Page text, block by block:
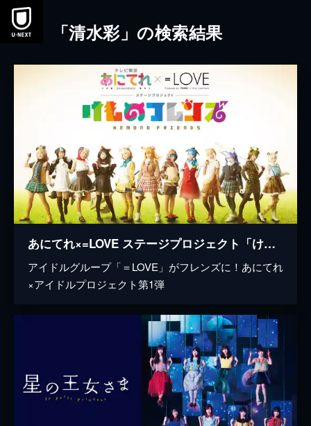
本文へスキップ
「清水彩」の検索結果
あにてれ×=LOVE ステージプロジェクト「けものフレンズ」
アイドルグループ「＝LOVE」がフレンズに！あにてれ
×アイドルプロジェクト第1弾